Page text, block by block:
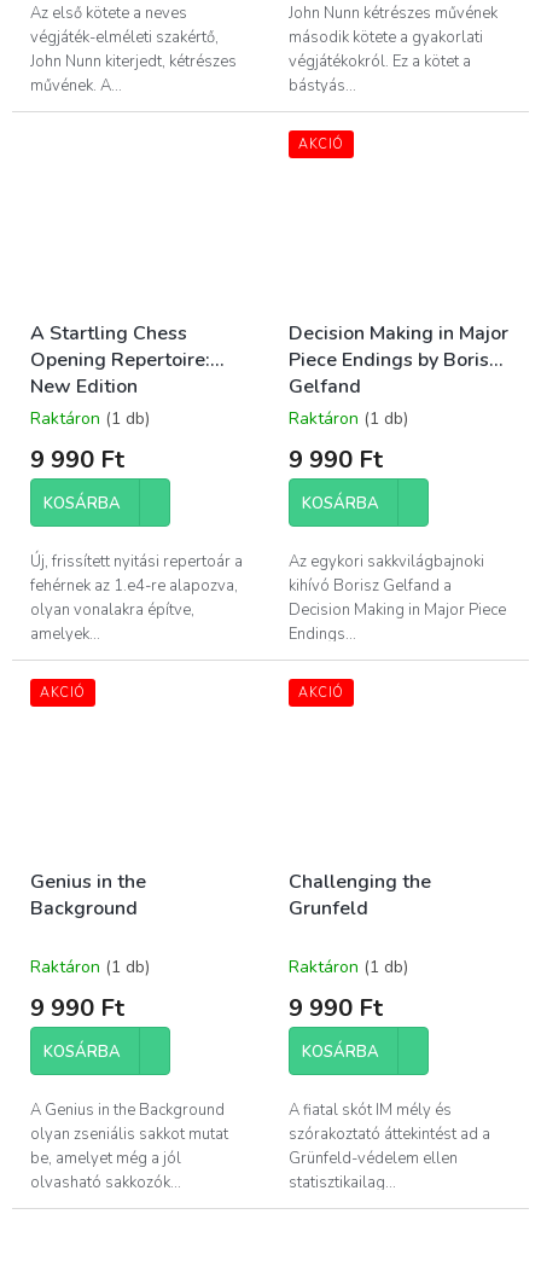
Az első kötete a neves
végjáték-elméleti szakértő,
John Nunn kiterjedt, kétrészes
művének. A...
John Nunn kétrészes művének
második kötete a gyakorlati
végjátékokról. Ez a kötet a
bástyás...
A Startling Chess
Opening Repertoire:
New Edition
Raktáron (1 db)
9 990 Ft
KOSÁRBA
Új, frissített nyitási repertoár a
fehérnek az 1.e4-re alapozva,
olyan vonalakra építve,
amelyek...
AKCIÓ
Decision Making in Major
Piece Endings by Boris
Gelfand
Raktáron (1 db)
9 990 Ft
KOSÁRBA
Az egykori sakkvilágbajnoki
kihívó Borisz Gelfand a
Decision Making in Major Piece
Endings...
AKCIÓ
Genius in the
Background
Raktáron (1 db)
9 990 Ft
KOSÁRBA
A Genius in the Background
olyan zseniális sakkot mutat
be, amelyet még a jól
olvasható sakkozók...
AKCIÓ
Challenging the
Grunfeld
Raktáron (1 db)
9 990 Ft
KOSÁRBA
A fiatal skót IM mély és
szórakoztató áttekintést ad a
Grünfeld-védelem ellen
statisztikailag...